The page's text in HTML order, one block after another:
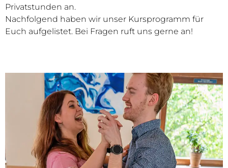
Privatstunden an.
Nachfolgend haben wir unser Kursprogramm für
Euch aufgelistet. Bei Fragen ruft uns gerne an!